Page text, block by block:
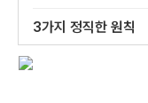
3가지 정직한 원칙